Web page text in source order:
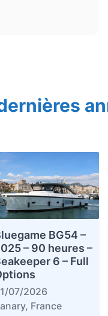
BG54 –
– 90 heures –
6 – Full
07/2026
France